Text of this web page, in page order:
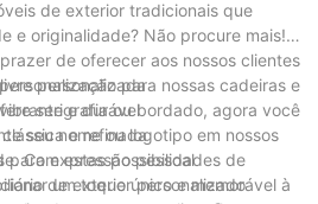
de exterior tradicionais que
e originalidade? Não procure mais!
de oferecer aos nossos clientes
para nossas cadeiras e
serigrafia ou bordado, agora você
seu nome ou logotipo em nossos
Com estas possibilidades de
um toque único e memorável à
personalizada
e durável
e refinada
para expressão pessoal
de exterior personalizado